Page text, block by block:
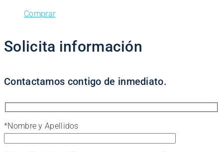
Comprar
Solicita información
Contactamos contigo de inmediato.
*Nombre y Apellidos